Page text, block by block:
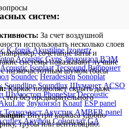
K-fonikAkustiline Izogertz
Acoustic Gyps Звукоизол ВЭМ
Isoplaat Tecsound Вибронет
Soundec Heradesign Sonoplat
Soundline Soundlux Шуманет ACSO
Шумостоп PhoneStar Decoustic
Звукоизол Knauf ESP panel
Техноэласт Акустик AMBER panel
Акуфон Соноплат GA
систем:
За счет воздушной
использовать несколько слоев
сочетание ваты и
системы показывают лучшие
с низкочастотным шумом (басы
Каркас позволяет скрыть даже
без предварительного
Внутри каркаса удобно
трубы или вентиляцию.